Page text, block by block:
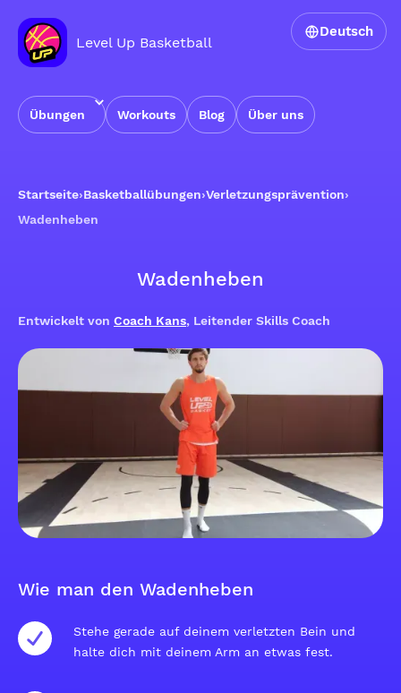
Level Up Basketball
Übungen Workouts Blog Über uns
Deutsch
Startseite›Basketballübungen›Verletzungsprävention›
Wadenheben
Wadenheben
Entwickelt von Coach Kans, Leitender Skills Coach
Wie man den Wadenheben
Stehe gerade auf deinem verletzten Bein und
halte dich mit deinem Arm an etwas fest.